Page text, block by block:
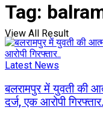
View All Result
Tag:
Latest News
बलरामपुर में युवती की
दर्ज, एक आरोपी